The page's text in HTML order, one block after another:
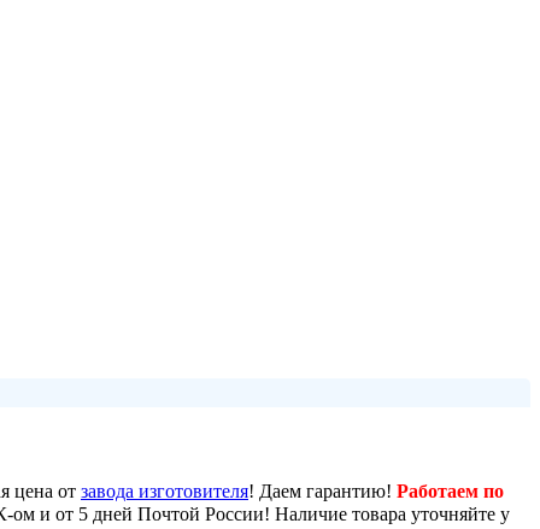
цена от завода изготовителя! Даем гарантию! Работаем по
и от 5 дней Почтой России! Наличие товара уточняйте у